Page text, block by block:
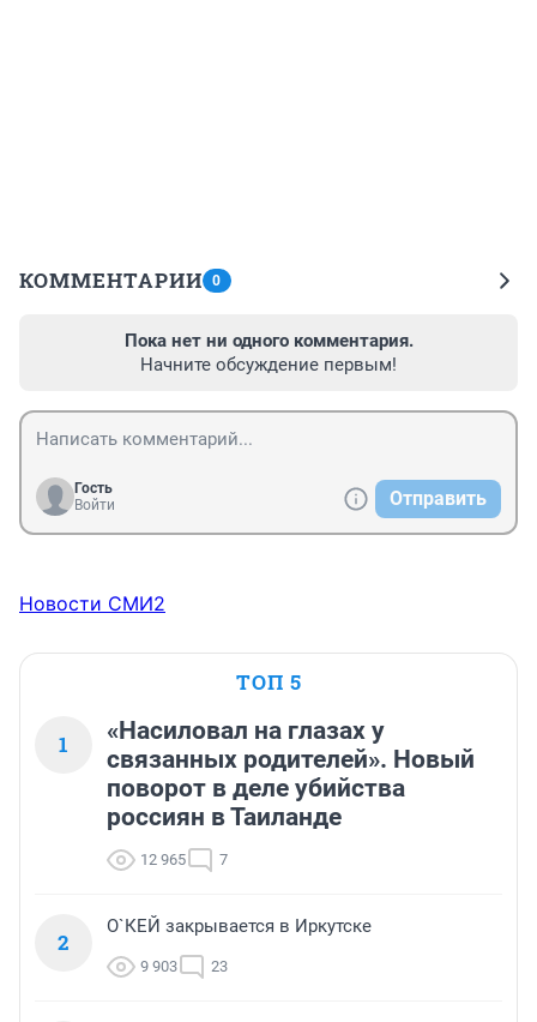
КОММЕНТАРИИ 0
Пока нет ни одного комментария.
Начните обсуждение первым!
Гость
Войти
Отправить
Новости СМИ2
ТОП 5
1
«Насиловал на глазах у
связанных родителей». Новый
поворот в деле убийства
россиян в Таиланде
12 965 7
2
О`КЕЙ закрывается в Иркутске
9 903 23